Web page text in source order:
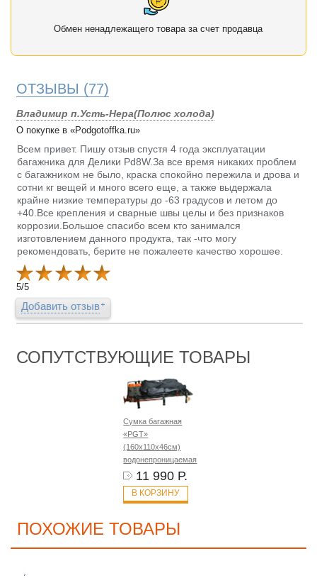
Обмен ненадлежащего товара за счет продавца
ОТЗЫВЫ (77)
Владимир п.Усть-Нера(Полюс холода)
О покупке в «Podgotoffka.ru»
Всем привет. Пишу отзыв спустя 4 года эксплуатации
багажника для Делики Pd8W.За все время никаких проблем
с багажником не было, краска спокойно пережила и дрова и
сотни кг вещей и много всего еще, а также выдержала
крайне низкие температуры до -63 градусов и летом до
+40.Все крепления и сварные швы целы и без признаков
коррозии.Большое спасибо всем кто занимался
изготовлением данного продукта, так -что могу
рекомендовать, берите не пожалеете качество хорошее.
5/5
Добавить отзыв
СОПУТСТВУЮЩИЕ ТОВАРЫ
Сумка багажная
«PGT»
(160х110х46см)
водонепроницаемая
11 990 Р.
В КОРЗИНУ
ПОХОЖИЕ ТОВАРЫ